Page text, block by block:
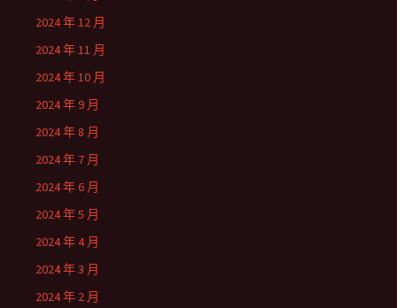
2024 年 12 月
2024 年 11 月
2024 年 10 月
2024 年 9 月
2024 年 8 月
2024 年 7 月
2024 年 6 月
2024 年 5 月
2024 年 4 月
2024 年 3 月
2024 年 2 月